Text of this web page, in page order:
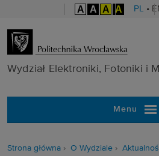
A A A A PL •
Wydział Elektroniki, Fotoniki i
Menu
Strona główna O Wydziale